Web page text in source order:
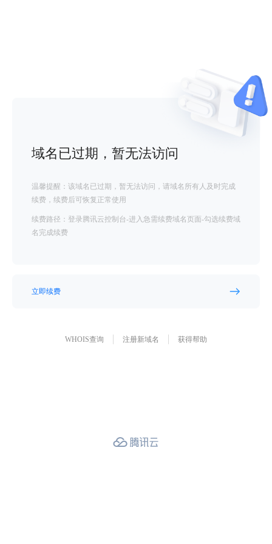
域名已过期，暂无法访问
温馨提醒：该域名已过期，暂无法访问，请域名所有人及时完成
续费，续费后可恢复正常使用
续费路径：登录腾讯云控制台-进入急需续费域名页面-勾选续费域
名完成续费
立即续费
WHOIS查询 注册新域名 获得帮助